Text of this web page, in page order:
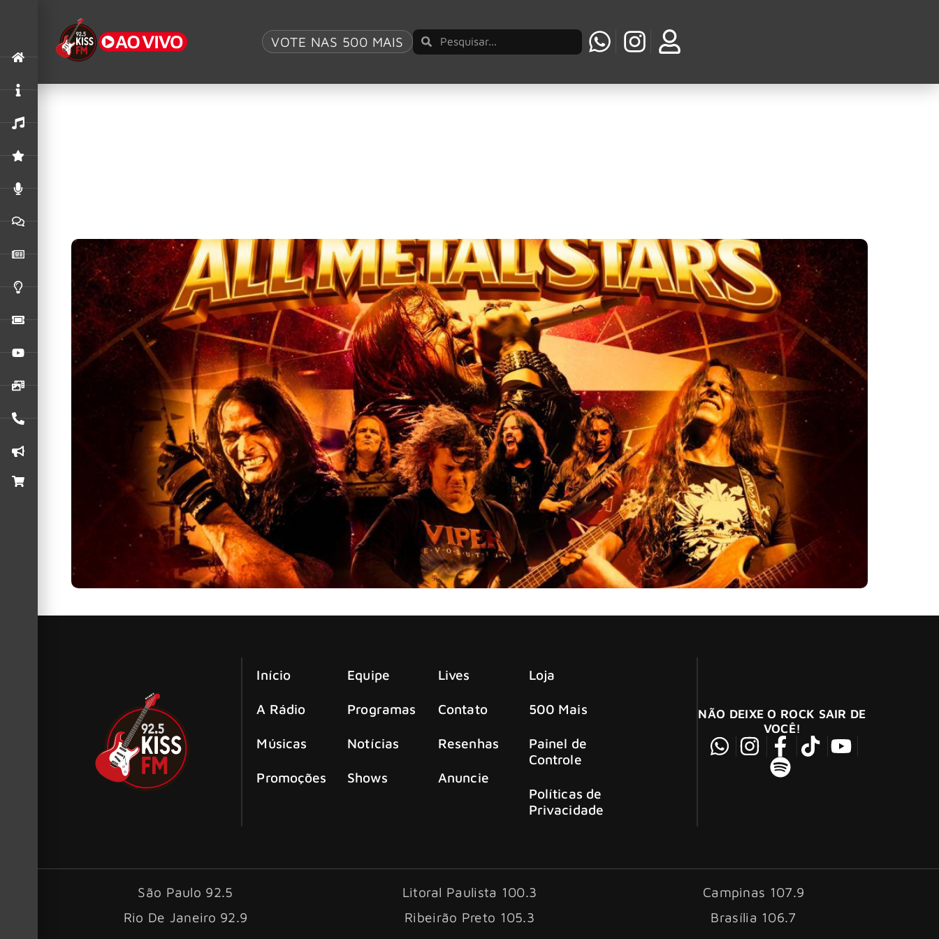
VOTE NAS 500 MAIS
Tag:Carry On
Chris Cornell: álbum “Carry On” será lançado em vinil pela primeira vez
Início
A Rádio
Músicas
Promoções
Equipe
Programas
Notícias
Shows
Lives
Contato
Resenhas
Anuncie
Loja
500 Mais
Painel de
Controle
Políticas de
Privacidade
NÃO DEIXE O ROCK SAIR DE
VOCÊ!
São Paulo 92.5 Litoral Paulista 100.3
Campinas 107.9
Rio De Janeiro 92.9
Ribeirão Preto 105.3 Brasília 106.7